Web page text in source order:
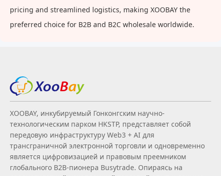
pricing and streamlined logistics, making XOOBAY the
preferred choice for B2B and B2C wholesale worldwide.
XOOBAY, инкубируемый Гонконгским научно-
технологическим парком HKSTP, представляет собой
передовую инфраструктуру Web3 + AI для
трансграничной электронной торговли и одновременно
является цифровизацией и правовым преемником
глобального B2B‑пионера Busytrade. Опираясь на